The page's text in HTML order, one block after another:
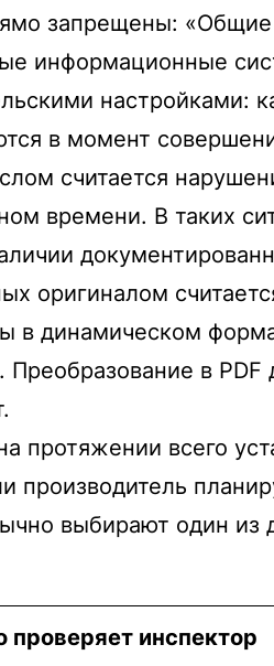
запрещены:
информационные
в момент
считается
времени. В таких
оригиналом
в динамическом
в PDF
протяжении всего
производитель
выбирают один
проверяет инспектор